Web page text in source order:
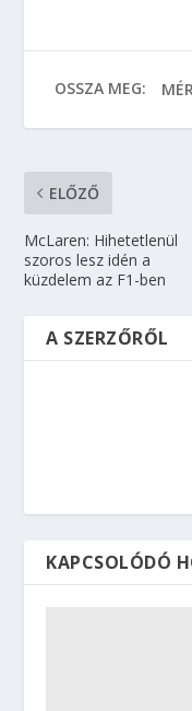
OSSZA MEG:
ELŐZŐ
McLaren: Hihetetlenül
szoros lesz idén a
küzdelem az F1-ben
A SZERZŐRŐL
KAPCSOLÓDÓ